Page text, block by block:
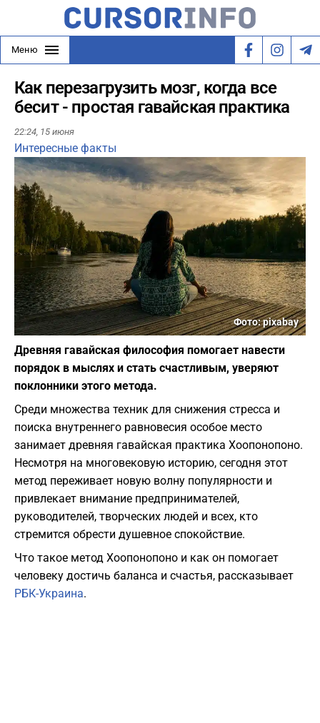
Меню
Как перезагрузить мозг, когда все
бесит - простая гавайская практика
22:24, 15 июня
Интересные факты
Фото: pixabay
Древняя гавайская философия помогает навести
порядок в мыслях и стать счастливым, уверяют
поклонники этого метода.
Среди множества техник для снижения стресса и
поиска внутреннего равновесия особое место
занимает древняя гавайская практика Хоопонопоно.
Несмотря на многовековую историю, сегодня этот
метод переживает новую волну популярности и
привлекает внимание предпринимателей,
руководителей, творческих людей и всех, кто
стремится обрести душевное спокойствие.
Что такое метод Хоопонопоно и как он помогает
человеку достичь баланса и счастья, рассказывает
РБК-Украина.